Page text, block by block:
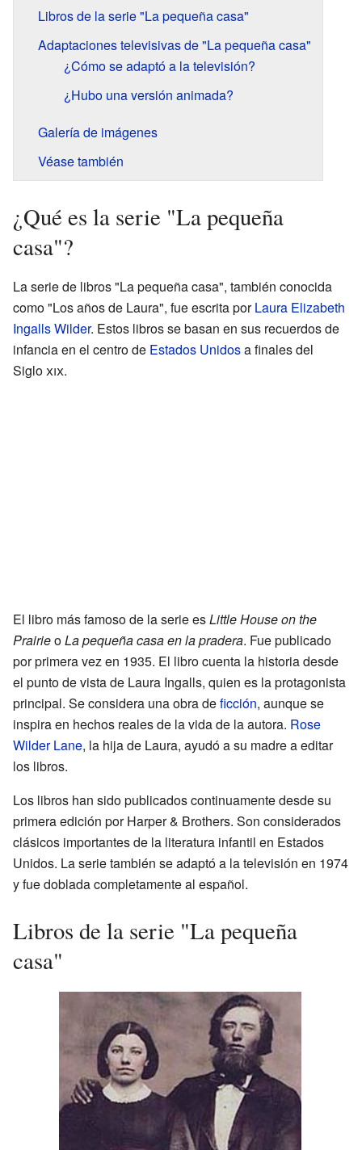
Libros de la serie "La pequeña casa"
Adaptaciones televisivas de "La pequeña casa"
¿Cómo se adaptó a la televisión?
¿Hubo una versión animada?
Galería de imágenes
Véase también
¿Qué es la serie "La pequeña
casa"?
La serie de libros "La pequeña casa", también conocida
como "Los años de Laura", fue escrita porLaura Elizabeth
Ingalls Wilder. Estos libros se basan en sus recuerdos de
infancia en el centro de Estados Unidosa finales del
Sigloxix.
El libro más famoso de la serie esLittle House on the
PrairieoLa pequeña casa en la pradera. Fue publicado
por primera vez en 1935. El libro cuenta la historia desde
el punto de vista de Laura Ingalls, quien es la protagonista
principal. Se considera una obra deficción, aunque se
inspira en hechos reales de la vida de la autora. Rose
Wilder Lane, la hija de Laura, ayudó a su madre a editar
los libros.
Los libros han sido publicados continuamente desde su
primera edición por Harper & Brothers. Son considerados
clásicos importantes de la literatura infantil en Estados
Unidos. La serie también se adaptó a la televisión en 1974
y fue doblada completamente al español.
Libros de la serie "La pequeña
casa"